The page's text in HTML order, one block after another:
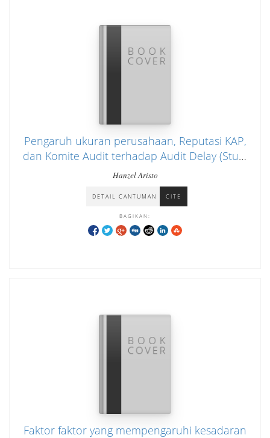
Pengaruh ukuran perusahaan, Reputasi KAP,
dan Komite Audit terhadap Audit Delay (Studi
pada perusahaan Manufaktur Sub Sektor
Makanan dan Minuman yang terdaftar di
Bursa Efek Indonesia Tahun 2021-2024)
Hanzel Aristo
DETAIL CANTUMAN CITE
BAGIKAN:
Faktor faktor yang mempengaruhi kesadaran